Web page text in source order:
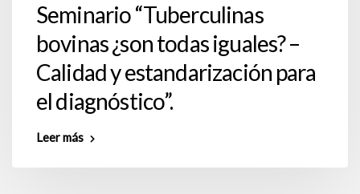
Seminario “Tuberculinas
bovinas ¿son todas iguales? –
Calidad y estandarización para
el diagnóstico”.
Leer más